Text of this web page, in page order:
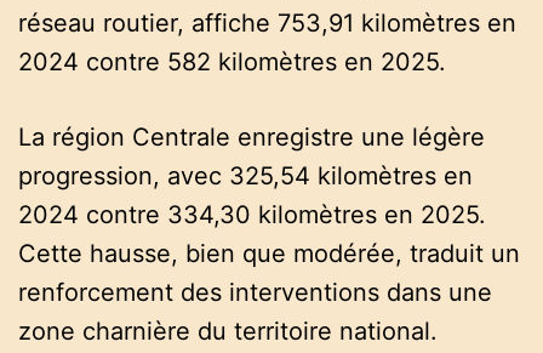
réseau routier, affiche 753,91 kilomètres en
2024 contre 582 kilomètres en 2025.
La région Centrale enregistre une légère
progression, avec 325,54 kilomètres en
2024 contre 334,30 kilomètres en 2025.
Cette hausse, bien que modérée, traduit un
renforcement des interventions dans une
zone charnière du territoire national.